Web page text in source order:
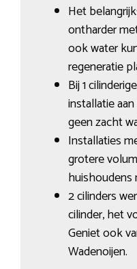
Het
ontharder
ook water
regeneratie
Bij 1
installatie
geen zacht
Installaties
grotere
huishoudens
2 cilinders
cilinder, het
Geniet ook
Wadenoijen.